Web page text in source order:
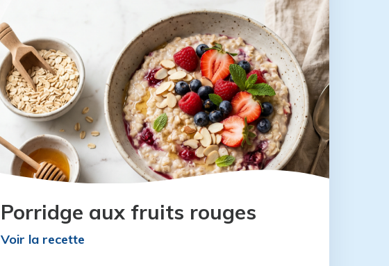
Porridge aux fruits rouges
Voir la recette